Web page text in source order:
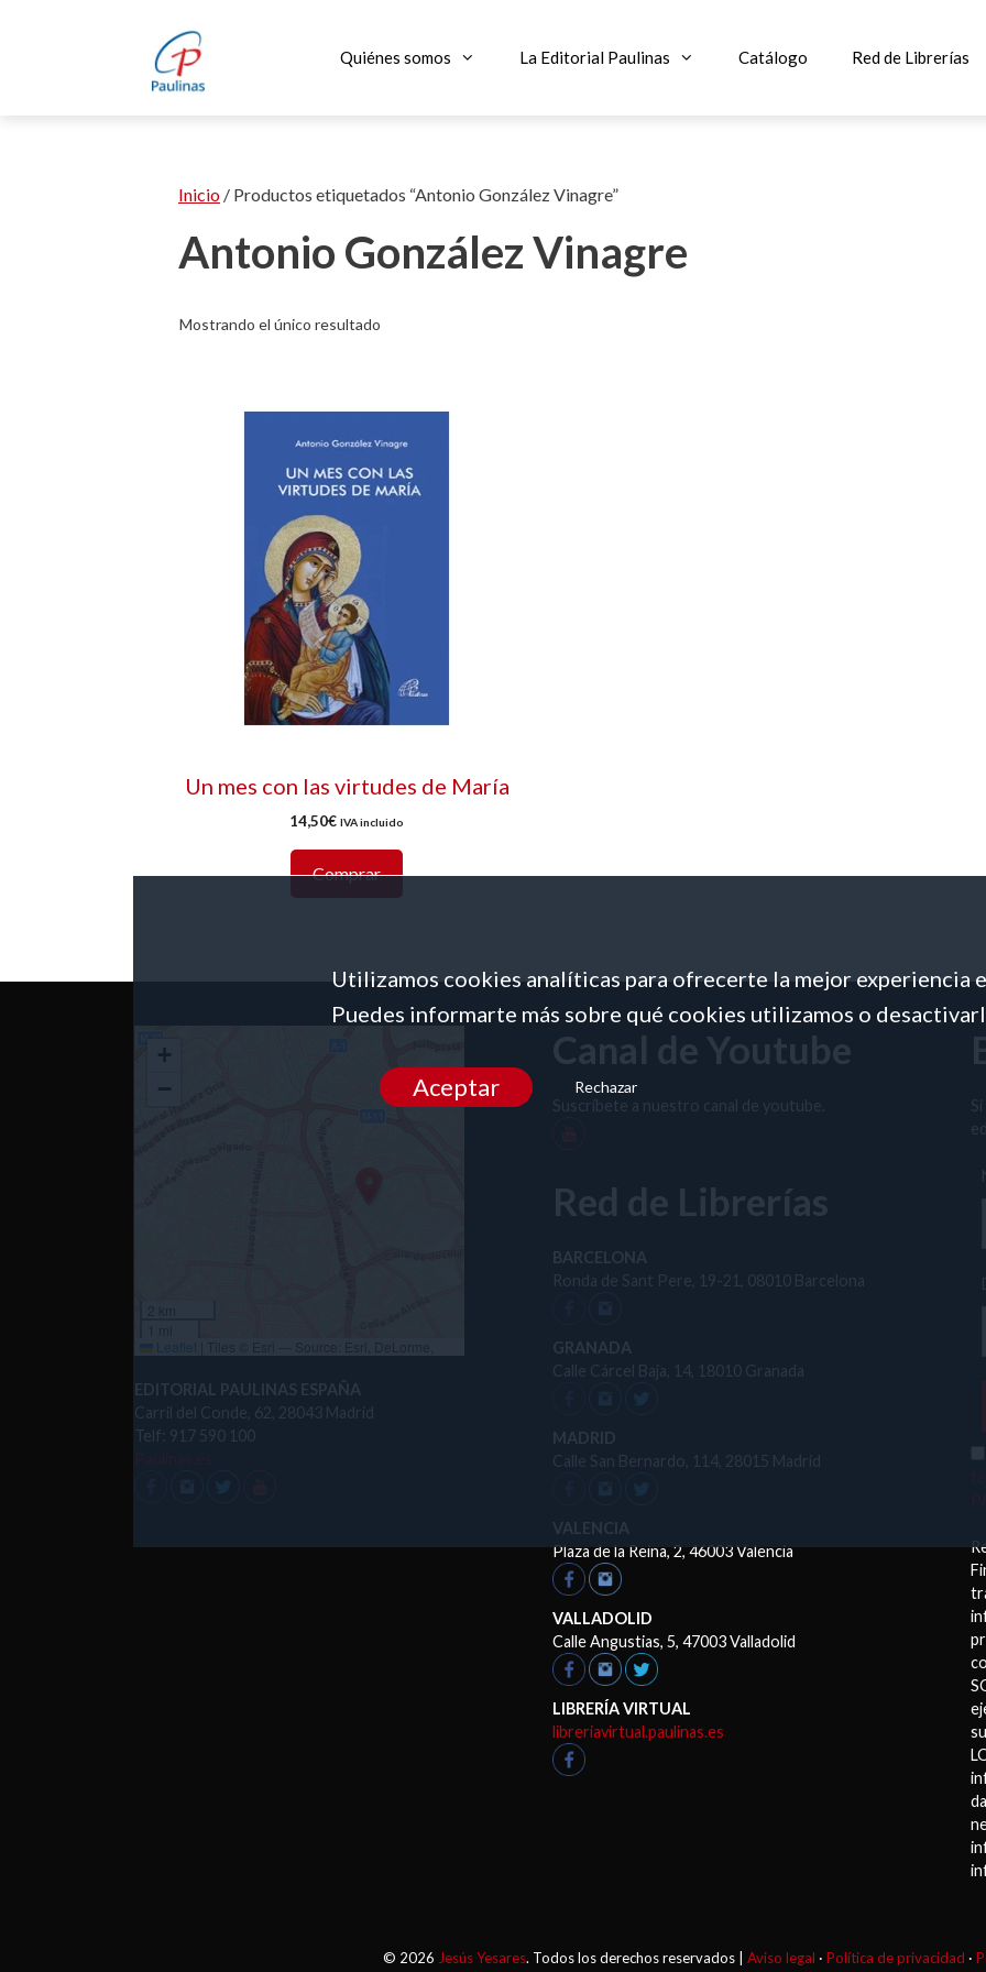
Quiénes somos La Editorial Paulinas Catálogo Red de Librerías
Inicio / Productos etiquetados “Antonio González Vinagre”
Antonio González Vinagre
Mostrando el único resultado
Un mes con las virtudes de María
14,50€ IVA incluido
Comprar
+
−
Leaflet
METI, Esri China (Hong Kong), Esri (Thailand),
TomTom, 2012
EDITORIAL PAULINAS ESPAÑA
Carril del Conde, 62, 28043 Madrid
Telf: 917 590 100
Canal de Youtube
Suscríbete a nuestro canal de youtube.
Red de Librerías
BARCELONA
Ronda de Sant Pere, 19-21, 08010 Barcelona
GRANADA
Calle Cárcel Baja, 14, 18010 Granada
MADRID
Calle San Bernardo, 114, 28015 Madrid
VALENCIA
Plaza de la Reina, 2, 46003 Valencia
VALLADOLID
Calle Angustias, 5, 47003 Valladolid
LIBRERÍA VIRTUAL
libreriavirtual.paulinas.es
© 2026 Jesús Yesares. Todos los derechos reservados | Aviso legal · Política de privacidad ·
Utilizamos cookies analíticas para ofrecerte la mejor experiencia
Puedes informarte más sobre qué cookies utilizamos o
Aceptar Rechazar